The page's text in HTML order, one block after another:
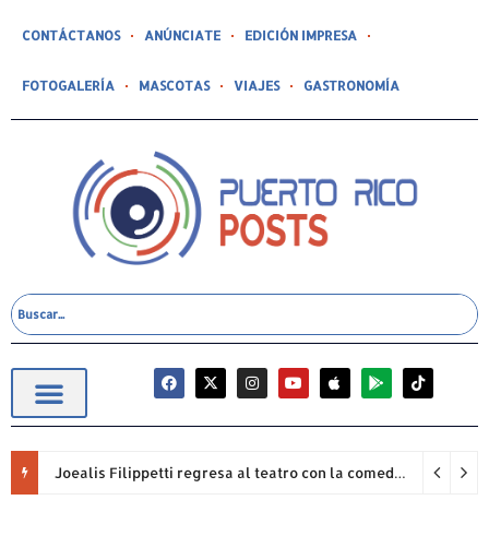
CONTÁCTANOS ANÚNCIATE EDICIÓN IMPRESA
FOTOGALERÍA MASCOTAS VIAJES GASTRONOMÍA
Joealis Filippetti regresa al teatro con la comedia “Una Cristiana Rookie… ¡Qué Papelón!”